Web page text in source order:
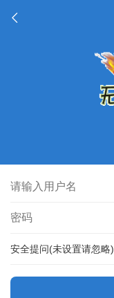
安全提问(未设置请忽略)